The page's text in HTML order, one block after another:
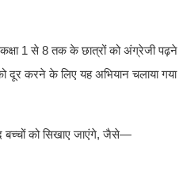
1 से 8 तक के छात्रों को अंग्रेजी
दूर करने के लिए यह अभियान चलाया गया
को सिखाए जाएंगे, जैसे—